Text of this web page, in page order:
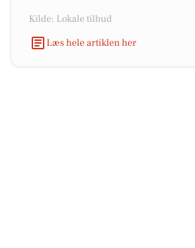
Kilde: Lokale tilbud
Læs hele artiklen her